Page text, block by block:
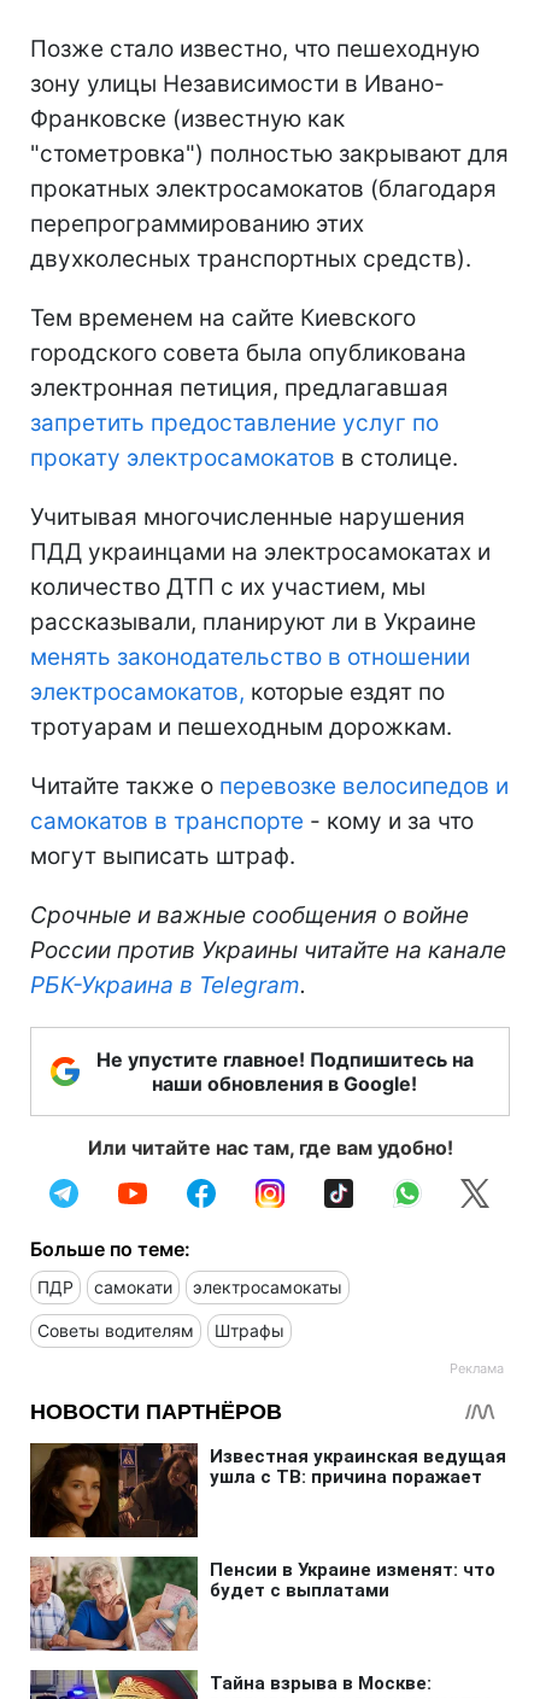
Позже стало известно, что пешеходную
зону улицы Независимости в Ивано-
Франковске (известную как
"стометровка") полностью закрывают для
прокатных электросамокатов (благодаря
перепрограммированию этих
двухколесных транспортных средств).
Тем временем на сайте Киевского
городского совета была опубликована
электронная петиция, предлагавшая
запретить предоставление услуг по
прокату электросамокатов в столице.
Учитывая многочисленные нарушения
ПДД украинцами на электросамокатах и
количество ДТП с их участием, мы
рассказывали, планируют ли в Украине
менять законодательство в отношении
электросамокатов, которые ездят по
тротуарам и пешеходным дорожкам.
Читайте также о перевозке велосипедов и
самокатов в транспорте - кому и за что
могут выписать штраф.
Срочные и важные сообщения о войне
России против Украины читайте на канале
РБК-Украина в Telegram.
Не упустите главное! Подпишитесь на
наши обновления в Google!
Или читайте нас там, где вам удобно!
Больше по теме:
ПДР самокати электросамокаты
Советы водителям Штрафы